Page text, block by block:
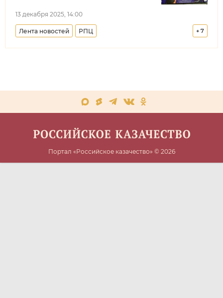
13 декабря 2025, 14:00
+ 7
Лента новостей РПЦ
Всероссийское казачье общество
Совет при Президенте РФ по делам казачества
Портал «Российское казачество» © 2026